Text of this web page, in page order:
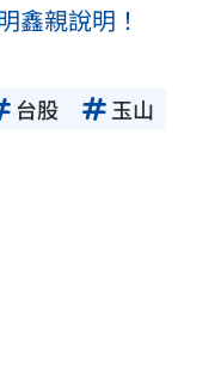
鑫親說明！
台股
玉山